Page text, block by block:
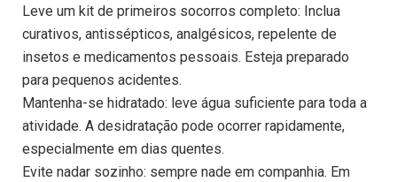
Leve um kit de primeiros socorros completo: Inclua
curativos, antissépticos, analgésicos, repelente de
insetos e medicamentos pessoais. Esteja preparado
para pequenos acidentes.
Mantenha-se hidratado: leve água suficiente para toda a
atividade. A desidratação pode ocorrer rapidamente,
especialmente em dias quentes.
Evite nadar sozinho: sempre nade em companhia. Em